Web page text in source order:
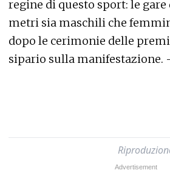
regine di questo sport: le gare
metri sia maschili che
dopo le cerimonie delle
sipario sulla manifestazione.